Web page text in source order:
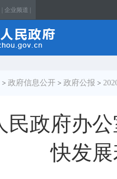
| 企业频道 |
> 政府信息公开 > 政府公报 >
民政府办
快发